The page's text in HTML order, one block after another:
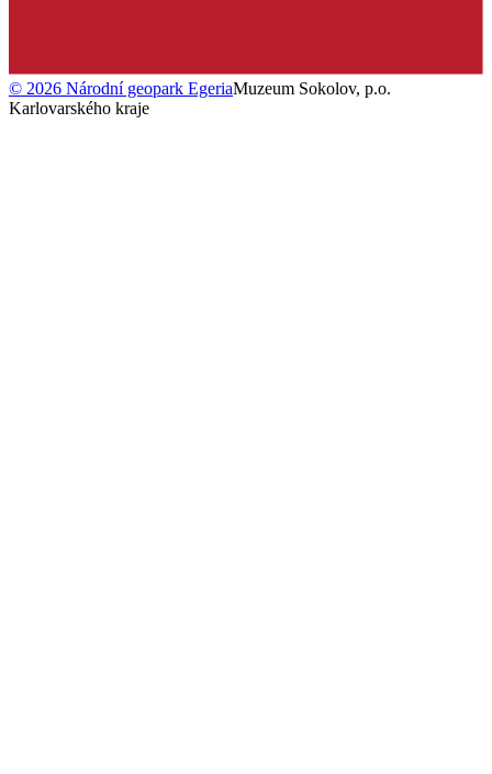
© 2026 Národní geopark EgeriaMuzeum Sokolov, p.o.
Karlovarského kraje